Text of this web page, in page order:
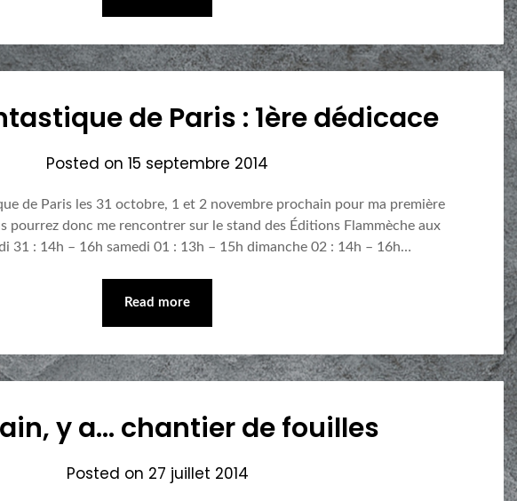
de Paris : 1ère dédicace
Posted on15 septembre 2014
de Paris les 31 octobre, 1 et 2 novembre prochain pour ma première
pourrez donc me rencontrer sur le stand des Éditions Flammèche aux
31 : 14h – 16h samedi 01 : 13h – 15h dimanche 02 : 14h – 16h…
Read more
y a… chantier de fouilles
Posted on 27 juillet 2014